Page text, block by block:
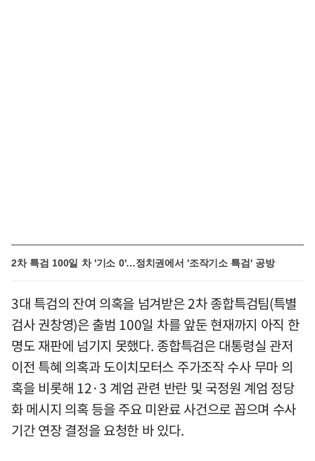
2차 특검 100일 차 '기소 0'…정치권에서 '조작기소 특검' 공방
3대 특검의 잔여 의혹을 넘겨받은 2차 종합특검팀(특별
검사 권창영)은 출범 100일 차를 앞둔 현재까지 아직 한
명도 재판에 넘기지 못했다. 종합특검은 대통령실 관저
이전 특혜 의혹과 도이치모터스 주가조작 수사 무마 의
혹을 비롯해 12·3 계엄 관련 반란 및 국정원 계엄 정당
화 메시지 의혹 등을 주요 미완료 사건으로 꼽으며 수사
기간 연장 결정을 요청한 바 있다.